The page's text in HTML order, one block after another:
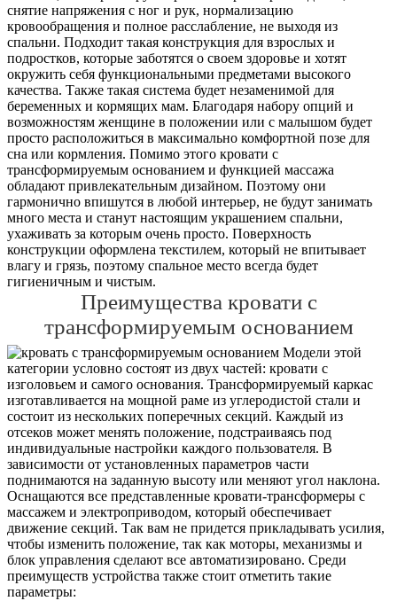
снятие напряжения с ног и рук, нормализацию
кровообращения и полное расслабление, не выходя из
спальни. Подходит такая конструкция для взрослых и
подростков, которые заботятся о своем здоровье и хотят
окружить себя функциональными предметами высокого
качества. Также такая система будет незаменимой для
беременных и кормящих мам. Благодаря набору опций и
возможностям женщине в положении или с малышом будет
просто расположиться в максимально комфортной позе для
сна или кормления. Помимо этого кровати с
трансформируемым основанием и функцией массажа
обладают привлекательным дизайном. Поэтому они
гармонично впишутся в любой интерьер, не будут занимать
много места и станут настоящим украшением спальни,
ухаживать за которым очень просто. Поверхность
конструкции оформлена текстилем, который не впитывает
влагу и грязь, поэтому спальное место всегда будет
гигиеничным и чистым.
Преимущества кровати с
трансформируемым основанием
Модели этой
категории условно состоят из двух частей: кровати с
изголовьем и самого основания. Трансформируемый каркас
изготавливается на мощной раме из углеродистой стали и
состоит из нескольких поперечных секций. Каждый из
отсеков может менять положение, подстраиваясь под
индивидуальные настройки каждого пользователя. В
зависимости от установленных параметров части
поднимаются на заданную высоту или меняют угол наклона.
Оснащаются все представленные кровати-трансформеры с
массажем и электроприводом, который обеспечивает
движение секций. Так вам не придется прикладывать усилия,
чтобы изменить положение, так как моторы, механизмы и
блок управления сделают все автоматизировано. Среди
преимуществ устройства также стоит отметить такие
параметры: